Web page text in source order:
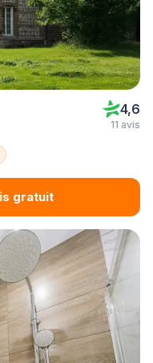
4,6
11 avis
gratuit